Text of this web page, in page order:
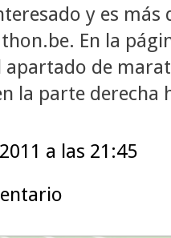
y es
En la
apartado de
la parte derecha
a las 21:45